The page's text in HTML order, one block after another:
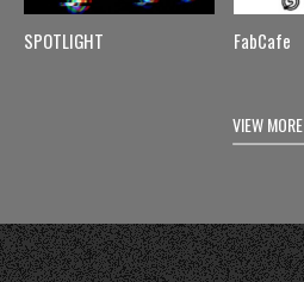
SPOTLIGHT FabCafe
VIEW MORE